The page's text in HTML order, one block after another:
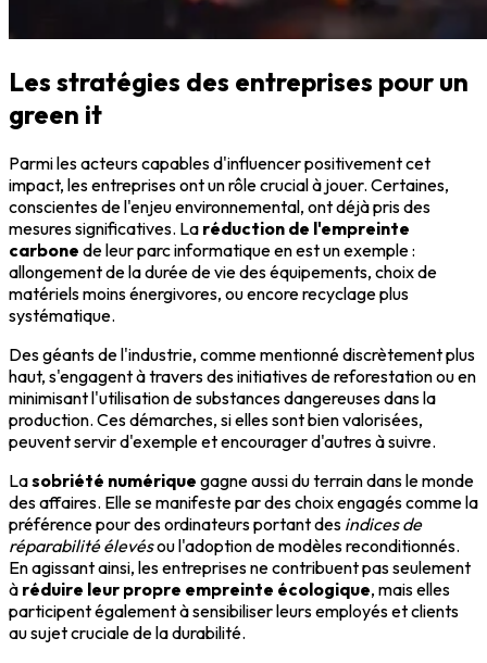
Les stratégies des entreprises pour un
green it
Parmi les acteurs capables d'influencer positivement cet
impact, les entreprises ont un rôle crucial à jouer. Certaines,
conscientes de l'enjeu environnemental, ont déjà pris des
mesures significatives. La réduction de l'empreinte
carbone de leur parc informatique en est un exemple :
allongement de la durée de vie des équipements, choix de
matériels moins énergivores, ou encore recyclage plus
systématique.
Des géants de l'industrie, comme mentionné discrètement plus
haut, s'engagent à travers des initiatives de reforestation ou en
minimisant l'utilisation de substances dangereuses dans la
production. Ces démarches, si elles sont bien valorisées,
peuvent servir d'exemple et encourager d'autres à suivre.
Lasobriété numérique gagne aussi du terrain dans le monde
des affaires. Elle se manifeste par des choix engagés comme la
préférence pour des ordinateurs portant des indices de
réparabilité élevésou l'adoption de modèles reconditionnés.
En agissant ainsi, les entreprises ne contribuent pas seulement
à réduire leur propre empreinte écologique, mais elles
participent également à sensibiliser leurs employés et clients
au sujet cruciale de la durabilité.